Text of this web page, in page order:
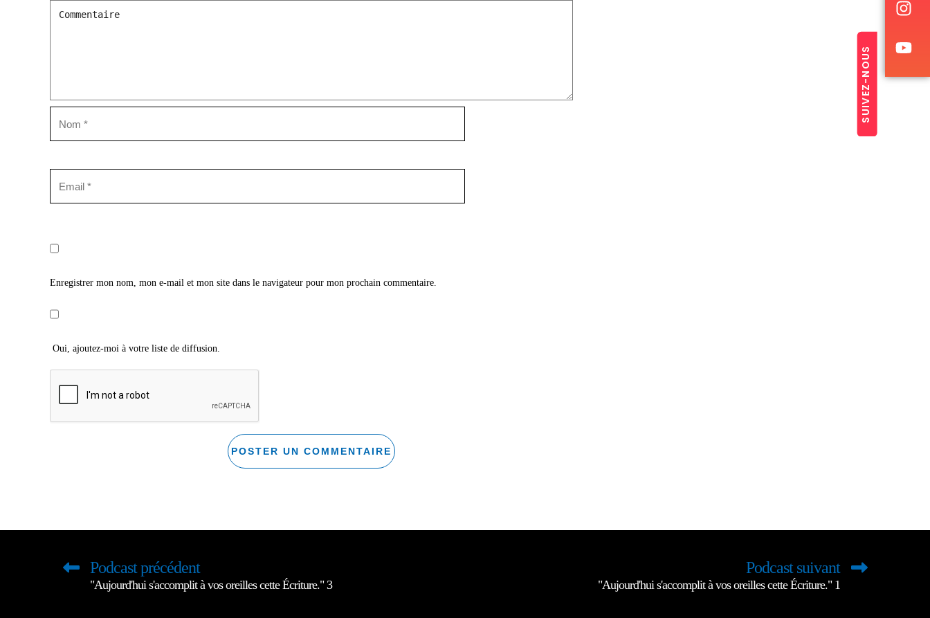
SUIVEZ-NOUS
Enregistrer mon nom, mon e-mail et mon site dans le navigateur pour mon prochain commentaire.
Oui, ajoutez-moi à votre liste de diffusion.
Podcast précédent
"Aujourd'hui s'accomplit à vos oreilles cette Écriture." 3
Podcast suivant
"Aujourd'hui s'accomplit à vos oreilles cette Écriture." 1